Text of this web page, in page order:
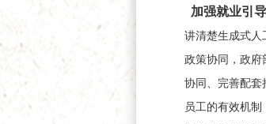
加强就业引
讲清楚生成式人
政策协同，政府
协同、完善配套
员工的有效机